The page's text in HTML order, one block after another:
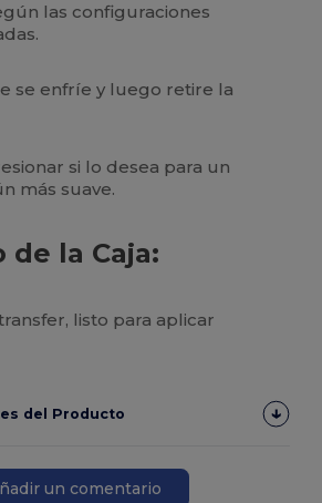
las configuraciones
se enfríe y luego retire la
si lo desea para un
más suave.
de la Caja:
listo para aplicar
del Producto
un comentario